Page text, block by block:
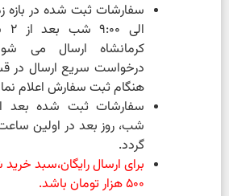
کرمانشاه ارسال می
درخواست سریع ارسال
هنگام ثبت سفارش اعلام
شب، روز بعد در اولین
گردد.
برای ارسال رایگان،سبد خرید
500 هزار تومان باشد.